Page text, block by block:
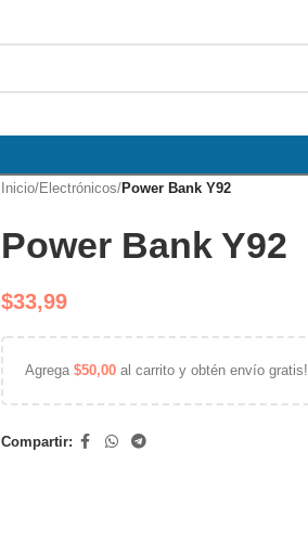
Inicio/Electrónicos/Power Bank Y92
Power Bank Y92
$33,99
Agrega $50,00 al carrito y obtén envío gratis!
Compartir: